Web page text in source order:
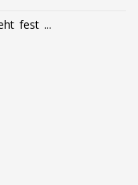
fest ...